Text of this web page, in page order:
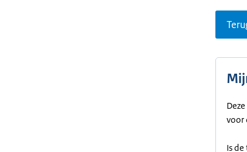
voor
Is